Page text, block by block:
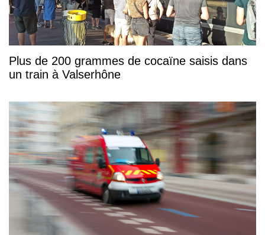
Plus de 200 grammes de cocaïne saisis dans
un train à Valserhône